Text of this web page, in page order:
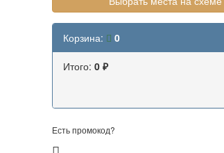
Корзина: 0
Итого: 0 ₽
Есть промокод?